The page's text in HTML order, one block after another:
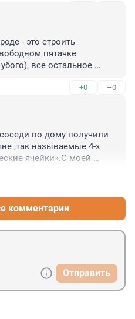
- это строить
пятачке
все остальное
+0 –0
по дому получили
,так называемые 4-х
ячейки».С моей
Петроградской,а как не
нашей с ней жизни.
комментарии
Отправить